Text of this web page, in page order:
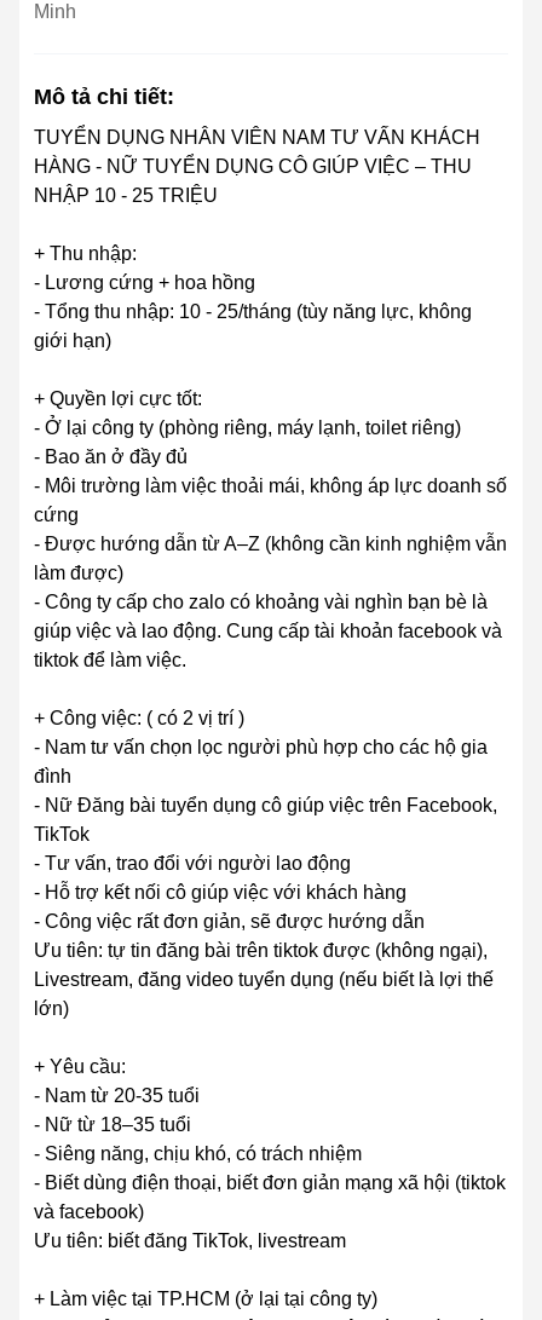
Minh
Mô tả chi tiết:
TUYỂN DỤNG NHÂN VIÊN NAM TƯ VẤN KHÁCH
HÀNG - NỮ TUYỂN DỤNG CÔ GIÚP VIỆC – THU
NHẬP 10 - 25 TRIỆU
+ Thu nhập:
- Lương cứng + hoa hồng
- Tổng thu nhập: 10 - 25/tháng (tùy năng lực, không
giới hạn)
+ Quyền lợi cực tốt:
- Ở lại công ty (phòng riêng, máy lạnh, toilet riêng)
- Bao ăn ở đầy đủ
- Môi trường làm việc thoải mái, không áp lực doanh số
cứng
- Được hướng dẫn từ A–Z (không cần kinh nghiệm vẫn
làm được)
- Công ty cấp cho zalo có khoảng vài nghìn bạn bè là
giúp việc và lao động. Cung cấp tài khoản facebook và
tiktok để làm việc.
+ Công việc: ( có 2 vị trí )
- Nam tư vấn chọn lọc người phù hợp cho các hộ gia
đình
- Nữ Đăng bài tuyển dụng cô giúp việc trên Facebook,
TikTok
- Tư vấn, trao đổi với người lao động
- Hỗ trợ kết nối cô giúp việc với khách hàng
- Công việc rất đơn giản, sẽ được hướng dẫn
Ưu tiên: tự tin đăng bài trên tiktok được (không ngại),
Livestream, đăng video tuyển dụng (nếu biết là lợi thế
lớn)
+ Yêu cầu:
- Nam từ 20-35 tuổi
- Nữ từ 18–35 tuổi
- Siêng năng, chịu khó, có trách nhiệm
- Biết dùng điện thoại, biết đơn giản mạng xã hội (tiktok
và facebook)
Ưu tiên: biết đăng TikTok, livestream
+ Làm việc tại TP.HCM (ở lại tại công ty)